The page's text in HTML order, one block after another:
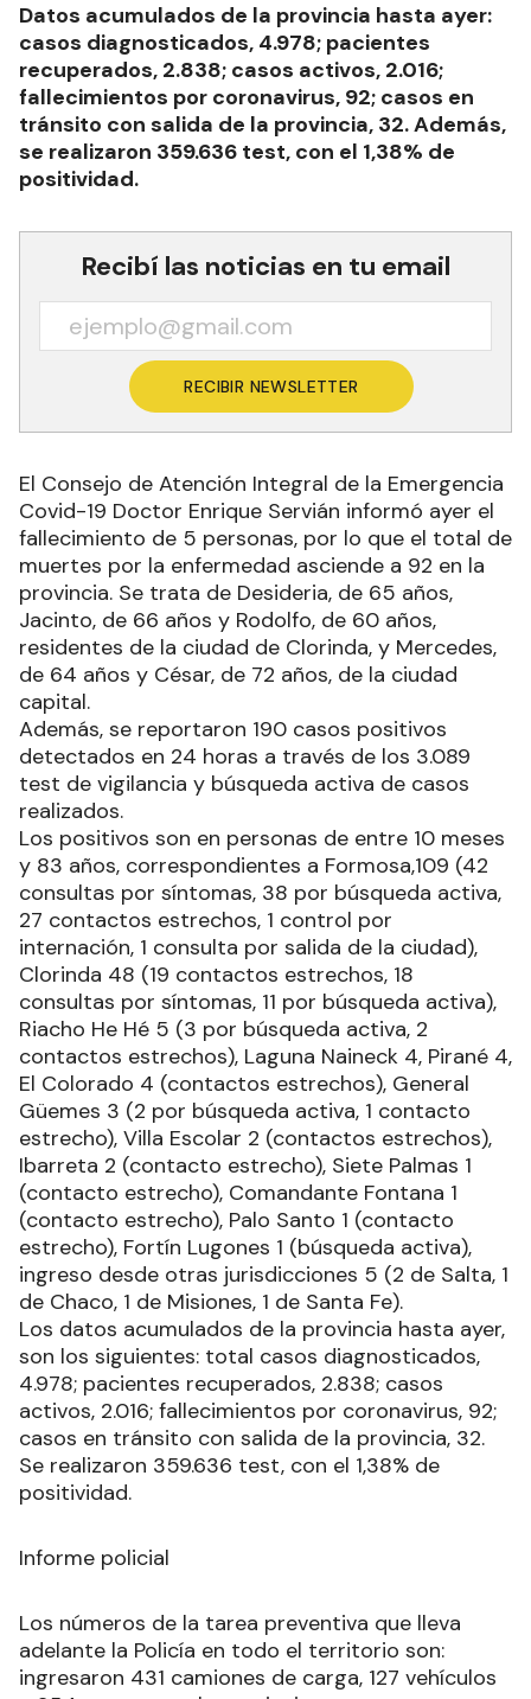
Datos acumulados de la provincia hasta ayer:
casos diagnosticados, 4.978; pacientes
recuperados, 2.838; casos activos, 2.016;
fallecimientos por coronavirus, 92; casos en
tránsito con salida de la provincia, 32. Además,
se realizaron 359.636 test, con el 1,38% de
positividad.
Recibí las noticias en tu email
RECIBIR NEWSLETTER
El Consejo de Atención Integral de la Emergencia
Covid-19 Doctor Enrique Servián informó ayer el
fallecimiento de 5 personas, por lo que el total de
muertes por la enfermedad asciende a 92 en la
provincia. Se trata de Desideria, de 65 años,
Jacinto, de 66 años y Rodolfo, de 60 años,
residentes de la ciudad de Clorinda, y Mercedes,
de 64 años y César, de 72 años, de la ciudad
capital.
Además, se reportaron 190 casos positivos
detectados en 24 horas a través de los 3.089
test de vigilancia y búsqueda activa de casos
realizados.
Los positivos son en personas de entre 10 meses
y 83 años, correspondientes a Formosa,109 (42
consultas por síntomas, 38 por búsqueda activa,
27 contactos estrechos, 1 control por
internación, 1 consulta por salida de la ciudad),
Clorinda 48 (19 contactos estrechos, 18
consultas por síntomas, 11 por búsqueda activa),
Riacho He Hé 5 (3 por búsqueda activa, 2
contactos estrechos), Laguna Naineck 4, Pirané 4,
El Colorado 4 (contactos estrechos), General
Güemes 3 (2 por búsqueda activa, 1 contacto
estrecho), Villa Escolar 2 (contactos estrechos),
Ibarreta 2 (contacto estrecho), Siete Palmas 1
(contacto estrecho), Comandante Fontana 1
(contacto estrecho), Palo Santo 1 (contacto
estrecho), Fortín Lugones 1 (búsqueda activa),
ingreso desde otras jurisdicciones 5 (2 de Salta, 1
de Chaco, 1 de Misiones, 1 de Santa Fe).
Los datos acumulados de la provincia hasta ayer,
son los siguientes: total casos diagnosticados,
4.978; pacientes recuperados, 2.838; casos
activos, 2.016; fallecimientos por coronavirus, 92;
casos en tránsito con salida de la provincia, 32.
Se realizaron 359.636 test, con el 1,38% de
positividad.
Informe policial
Los números de la tarea preventiva que lleva
adelante la Policía en todo el territorio son:
ingresaron 431 camiones de carga, 127 vehículos